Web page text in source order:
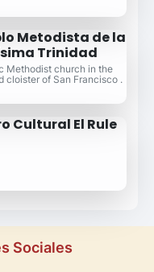
Metodista de la
Trinidad
Methodist church in the
cloister of San Francisco .
Cultural El Rule
Sociales